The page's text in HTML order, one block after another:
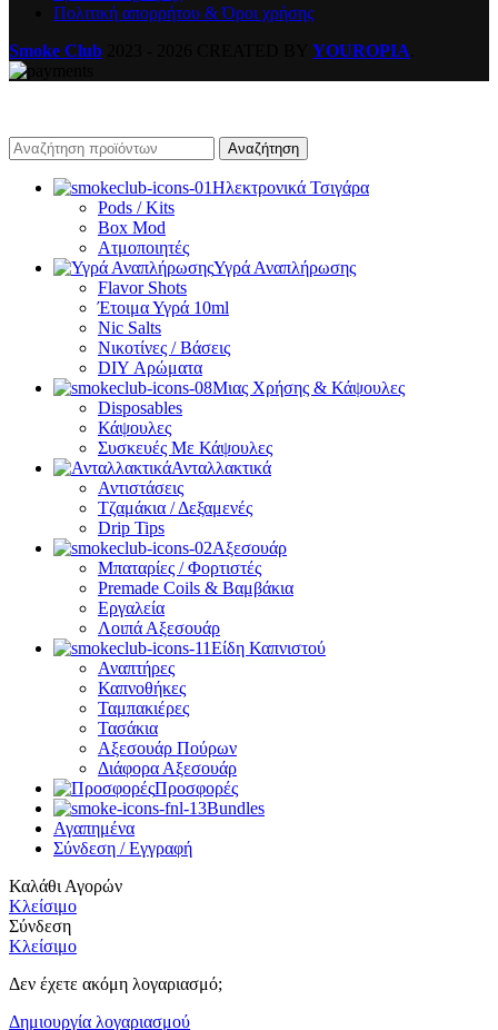
Πολιτική απορρήτου & Όροι χρήσης
Smoke Club
YOUROPIA
Αναζήτηση
Ηλεκτρονικά Τσιγάρα
Pods / Kits
Box Mod
Ατμοποιητές
Υγρά Αναπλήρωσης
Flavor Shots
Έτοιμα Υγρά 10ml
Nic Salts
Νικοτίνες / Βάσεις
DIY Αρώματα
Μιας Χρήσης & Κάψουλες
Disposables
Κάψουλες
Συσκευές Με Κάψουλες
Ανταλλακτικά
Αντιστάσεις
Τζαμάκια / Δεξαμενές
Drip Tips
Αξεσουάρ
Μπαταρίες / Φορτιστές
Premade Coils & Βαμβάκια
Εργαλεία
Λοιπά Αξεσουάρ
Είδη Καπνιστού
Αναπτήρες
Καπνοθήκες
Ταμπακιέρες
Τασάκια
Αξεσουάρ Πούρων
Διάφορα Αξεσουάρ
Προσφορές
Bundles
Αγαπημένα
Σύνδεση / Εγγραφή
Καλάθι Αγορών
Κλείσιμο
Σύνδεση
Κλείσιμο
Δεν έχετε ακόμη λογαριασμό;
Δημιουργία λογαριασμού